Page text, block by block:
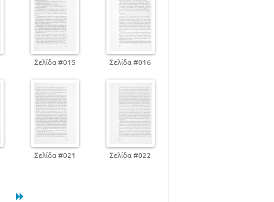
100
101
103
114
115
118
120
121
126
128
Σελίδα #015 Σελίδα #016
Σελίδα #021 Σελίδα #022